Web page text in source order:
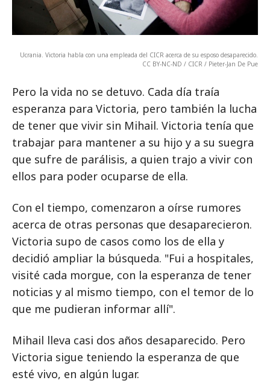
Ucrania. Victoria habla con una empleada del CICR acerca de su esposo desaparecido.
CC BY-NC-ND / CICR / Pieter-Jan De Pue
Pero la vida no se detuvo. Cada día traía
esperanza para Victoria, pero también la lucha
de tener que vivir sin Mihail. Victoria tenía que
trabajar para mantener a su hijo y a su suegra
que sufre de parálisis, a quien trajo a vivir con
ellos para poder ocuparse de ella.
Con el tiempo, comenzaron a oírse rumores
acerca de otras personas que desaparecieron.
Victoria supo de casos como los de ella y
decidió ampliar la búsqueda. "Fui a hospitales,
visité cada morgue, con la esperanza de tener
noticias y al mismo tiempo, con el temor de lo
que me pudieran informar allí".
Mihail lleva casi dos años desaparecido. Pero
Victoria sigue teniendo la esperanza de que
esté vivo, en algún lugar.